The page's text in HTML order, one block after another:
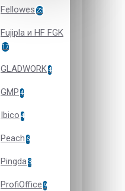
Fellowes 23
Fujipla и HF FGK
17
GLADWORK4
GMP 4
Ibico 4
Peach 6
Pingda 3
ProfiOffice 9